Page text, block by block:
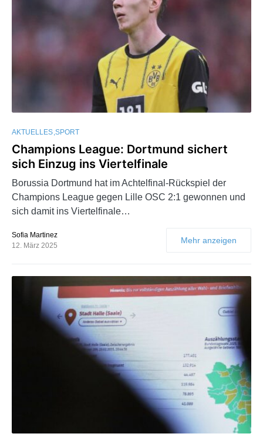
AKTUELLES SPORT
Champions League: Dortmund sichert
sich Einzug ins Viertelfinale
Borussia Dortmund hat im Achtelfinal-Rückspiel der
Champions League gegen Lille OSC 2:1 gewonnen und
sich damit ins Viertelfinale…
Sofia Martinez
12. März 2025
Mehr anzeigen